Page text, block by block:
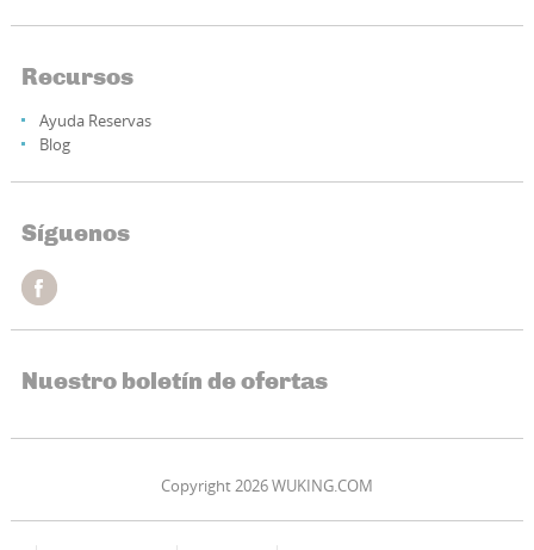
Recursos
Ayuda Reservas
Blog
Síguenos
Nuestro boletín de ofertas
Copyright 2026 WUKING.COM